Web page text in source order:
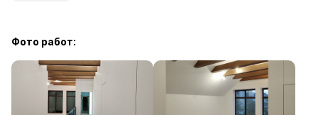
Фото работ: